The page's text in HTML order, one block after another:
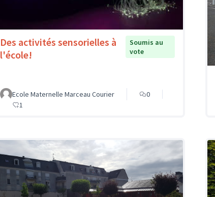
Des activités sensorielles à
l'école!
Soumis au
vote
Ecole Maternelle Marceau Courier
0
1